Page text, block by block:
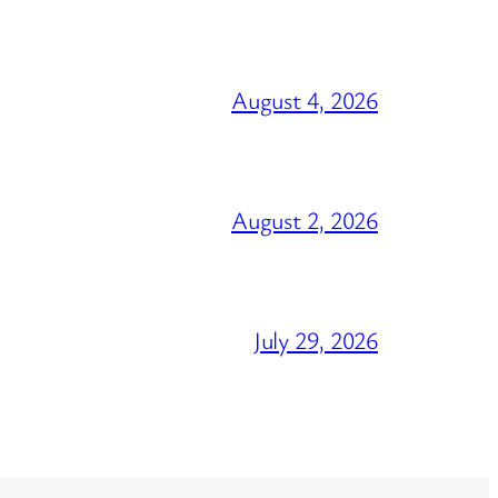
August 4, 2026
August 2, 2026
July 29, 2026